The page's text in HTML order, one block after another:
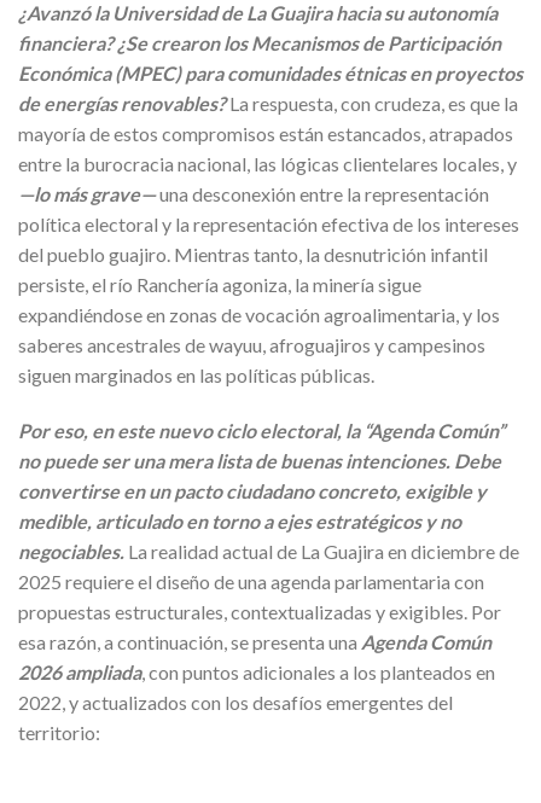
¿Avanzó la Universidad de La Guajira hacia su autonomía
financiera? ¿Se crearon los Mecanismos de Participación
Económica (MPEC) para comunidades étnicas en proyectos
de energías renovables?La respuesta, con crudeza, es que la
mayoría de estos compromisos están estancados, atrapados
entre la burocracia nacional, las lógicas clientelares locales, y
—lo más grave—una desconexión entre la representación
política electoral y la representación efectiva de los intereses
del pueblo guajiro. Mientras tanto, la desnutrición infantil
persiste, el río Ranchería agoniza, la minería sigue
expandiéndose en zonas de vocación agroalimentaria, y los
saberes ancestrales de wayuu, afroguajiros y campesinos
siguen marginados en las políticas públicas.
Por eso, en este nuevo ciclo electoral, la “Agenda Común”
no puede ser una mera lista de buenas intenciones. Debe
convertirse en un pacto ciudadano concreto, exigible y
medible, articulado en torno a ejes estratégicos y no
negociables. La realidad actual de La Guajira en diciembre de
2025 requiere el diseño de una agenda parlamentaria con
propuestas estructurales, contextualizadas y exigibles. Por
esa razón, a continuación, se presenta una Agenda Común
2026 ampliada, con puntos adicionales a los planteados en
2022, y actualizados con los desafíos emergentes del
territorio: